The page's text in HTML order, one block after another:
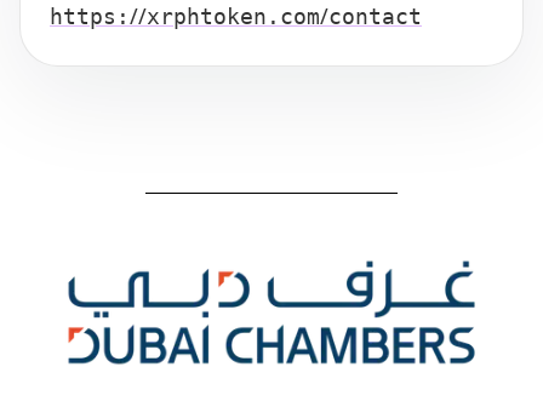
https://xrphtoken.com/contact